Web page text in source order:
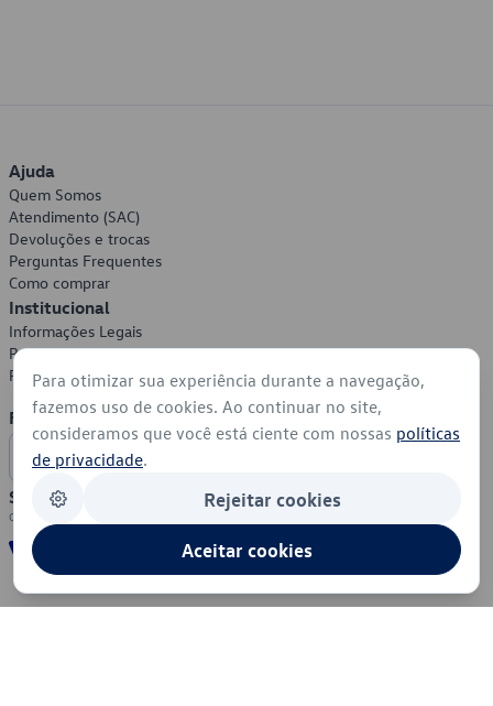
Ajuda
Quem Somos
Atendimento (SAC)
Devoluções e trocas
Perguntas Frequentes
Como comprar
Institucional
Informações Legais
Política de Privacidade
Política de Cookies
Formas de Pagamento
Segurança
Para otimizar sua experiência durante a navegação,
fazemos uso de cookies. Ao continuar no site,
consideramos que você está ciente com nossas políticas
de privacidade.
Rejeitar cookies
Aceitar cookies